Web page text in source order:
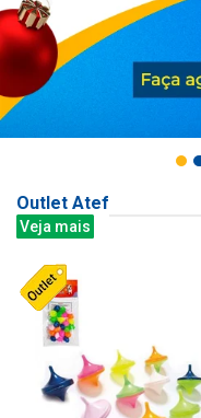
Outlet Atef
Veja mais